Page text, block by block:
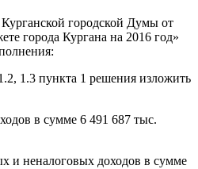
городской Думы от
города Кургана на 2016 год»
1.3 пункта 1 решения изложить
в сумме 6 491 687 тыс.
и неналоговых доходов в сумме